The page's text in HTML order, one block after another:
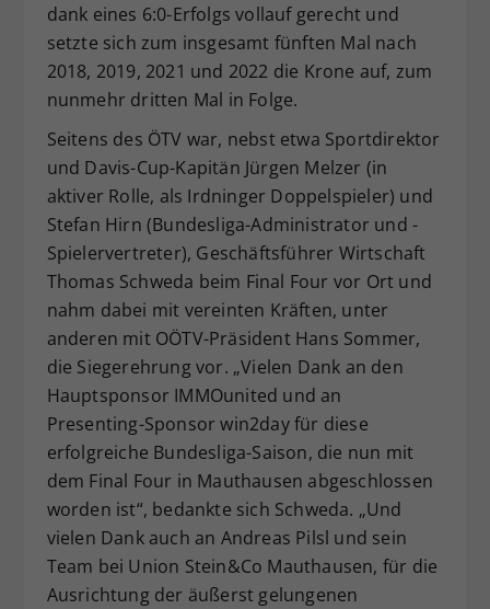
dank eines 6:0-Erfolgs vollauf gerecht und
setzte sich zum insgesamt fünften Mal nach
2018, 2019, 2021 und 2022 die Krone auf, zum
nunmehr dritten Mal in Folge.
Seitens des ÖTV war, nebst etwa Sportdirektor
und Davis-Cup-Kapitän Jürgen Melzer (in
aktiver Rolle, als Irdninger Doppelspieler) und
Stefan Hirn (Bundesliga-Administrator und -
Spielervertreter), Geschäftsführer Wirtschaft
Thomas Schweda beim Final Four vor Ort und
nahm dabei mit vereinten Kräften, unter
anderen mit OÖTV-Präsident Hans Sommer,
die Siegerehrung vor. „Vielen Dank an den
Hauptsponsor IMMOunited und an
Presenting-Sponsor win2day für diese
erfolgreiche Bundesliga-Saison, die nun mit
dem Final Four in Mauthausen abgeschlossen
worden ist“, bedankte sich Schweda. „Und
vielen Dank auch an Andreas Pilsl und sein
Team bei Union Stein&Co Mauthausen, für die
Ausrichtung der äußerst gelungenen